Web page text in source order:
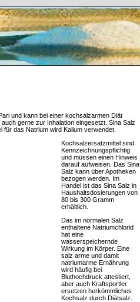
und kann bei einer kochsalzarmen Diät
gerne zur Inhalation eingesetzt. Sina Salz
das Natrium wird Kalium verwendet.
Kochsalzersatzmittel sind
Kennzeichnungspflichtig
und müssen einen Hinweis
darauf aufweisen. Das Sina
Salz kann über Apotheken
bezogen werden. Im
Handel ist das Sina Salz in
Haushaltsdosierungen von
80 bis 300 Gramm
erhältlich.
Das im normalen Salz
enthaltene Natriumchlorid
hat eine
wasserspeichernde
Wirkung im Körper. Eine
salz arme und damit
natriumarme Ernährung
wird häufig bei
Bluthochdruck attestiert,
aber auch Kraftsportler
ersetzen herkömmliches
Kochsalz durch Diätsalz.